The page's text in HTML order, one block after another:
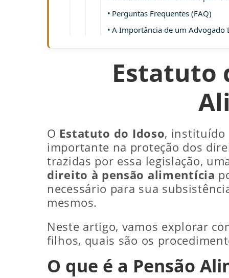
Perguntas Frequentes (FAQ)
A Importância de um Advogado
Estatuto
O Estatuto do Idoso, instituído
importante na proteção dos
trazidas por essa legislação,
direito à pensão alimentícia
necessário para sua
mesmos.
Neste artigo, vamos explorar
filhos, quais são os
O que é a Pensão